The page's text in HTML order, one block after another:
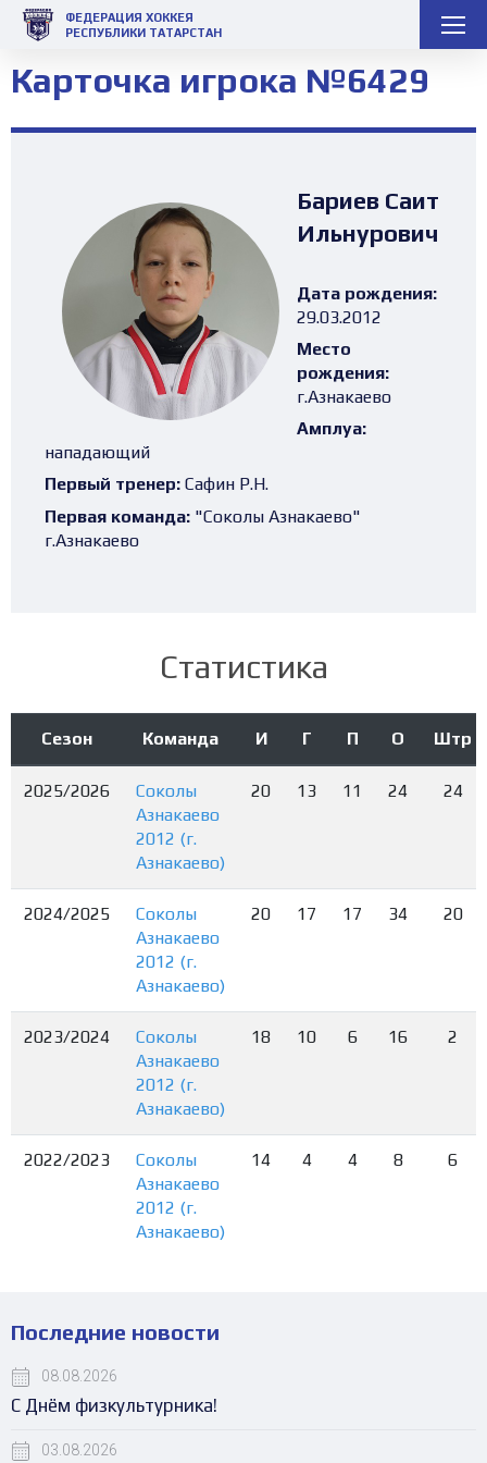
ФЕДЕРАЦИЯ ХОККЕЯ
РЕСПУБЛИКИ ТАТАРСТАН
Карточка игрока №6429
Бариев Саит
Ильнурович
Дата рождения:
29.03.2012
Место
рождения:
г.Азнакаево
Амплуа:
нападающий
Первый тренер: Сафин Р.Н.
Первая команда: "Соколы Азнакаево"
г.Азнакаево
Статистика
Сезон Команда И Г П О Штр
2025/2026
Соколы
Азнакаево
2012 (г.
Азнакаево)
20 13 11 24 24
2024/2025
Соколы
Азнакаево
2012 (г.
Азнакаево)
20 17 17 34 20
2023/2024
Соколы
Азнакаево
2012 (г.
Азнакаево)
18 10 6 16 2
2022/2023
Соколы
Азнакаево
2012 (г.
Азнакаево)
14 4 4 8 6
Последние новости
08.08.2026
С Днём физкультурника!
03.08.2026